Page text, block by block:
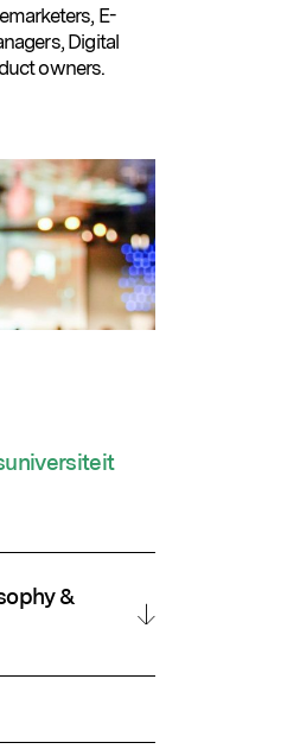
E-
Digital
owners.
&